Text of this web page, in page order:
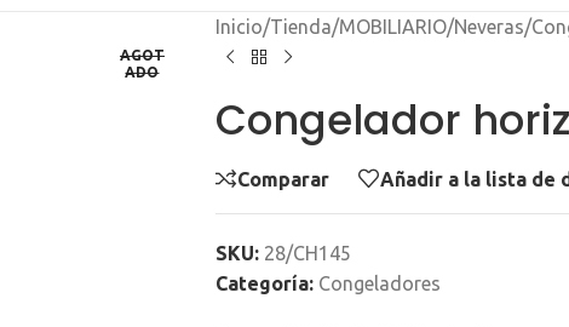
AGOT
ADO
Inicio/Tienda/MOBILIARIO/Neveras/
Congelador
Comparar Añadir a la lista de
SKU: 28/CH145
Categoría: Congeladores